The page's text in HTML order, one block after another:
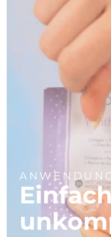
Emirate
Vereinigtes
Königreich
Vereinigte
Usbekistan